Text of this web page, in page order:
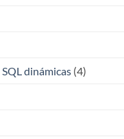
dinámicas (4)